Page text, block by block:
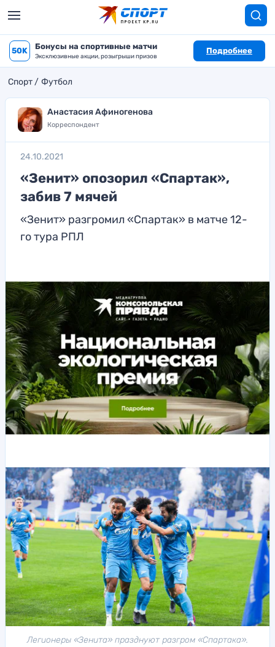
50K Бонусы на спортивные матчи
Эксклюзивные акции, розыгрыши призов
Подробнее
Спорт Футбол
Анастасия Афиногенова
Корреспондент
24.10.2021
«Зенит» опозорил «Спартак»,
забив 7 мячей
«Зенит» разгромил «Спартак» в матче 12-
го тура РПЛ
Легионеры «Зенита» празднуют разгром «Спартака».